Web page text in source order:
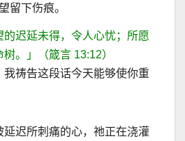
下伤痕。
的迟延未得，令人心忧；所愿
。」（箴言 13:12）
我祷告这段话今天能够使你重
迟所刺痛的心，祂正在浇灌